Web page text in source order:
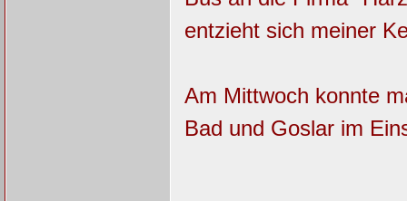
entzieht sich meiner
Am Mittwoch konnte
Bad und Goslar im